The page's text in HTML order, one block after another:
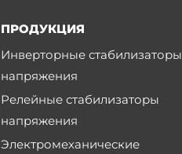
ПРОДУКЦИЯ
Инверторные стабилизаторы
напряжения
Релейные стабилизаторы
напряжения
Электромеханические